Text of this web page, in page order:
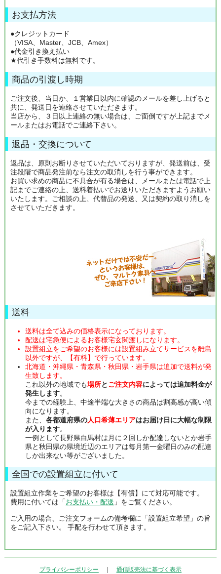
お支払方法
●クレジットカード
（VISA、Master、JCB、Amex）
●代金引き換え払い
★代引き手数料は無料です。
商品の引渡し時期
ご注文後、当日か、１営業日以内に確認のメールを差し上げると
共に、発送日を連絡させていただきます。
当店から、３日以上連絡の無い場合は、ご面倒ですが上記までメ
ールまたはお電話でご連絡下さい。
返品・交換について
返品は、原則お断りさせていただいておりますが、発送前は、受
注段階で商品発注前なら注文の取消しを行う事ができます。
お買い求めの商品に不具合が有る場合は、メールまたは電話で上
記までご連絡の上、送料着払いでお送りいただきますようお願い
いたします。ご相談の上、代替品の発送、又は契約の取り消しを
させていただきます。
送料
送料は全て込みの価格表示になっております。
配送は宅急便によるお客様宅玄関渡しになります。
設置組立をご希望のお客様には設置組み立てサービスを離島
以外ですが、【有料】で行っています。
北海道・沖縄県・青森県・秋田県・岩手県は追加で送料が発
生致します。
これ以外の地域でも場所とご注文内容によっては追加料金が
発生します。
今までの経験上、中途半端な大きさの商品は割高感が高い傾
向になります。
また、 各都道府県の人口希薄エリアはお届け日に大幅な制限
が入ります。
一例として長野県白馬村は月に２回しか配達しないとか岩手
県と秋田県の県境近辺のエリアは毎月第一金曜日のみの配達
しか出来ない等がございました。
全国での設置組立に付いて
設置組立作業をご希望のお客様は【有償】にて対応可能です。
費用に付いては「お支払い・配送 」をご覧ください。
ご入用の場合、ご注文フォームの備考欄に「設置組立希望」の旨
をご記入下さい。 手配を行わせて頂きます。
プライバシーポリシー ｜ 通信販売法に基づく表示